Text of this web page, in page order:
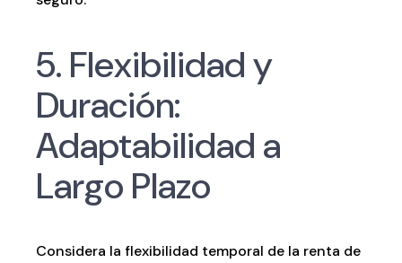
5. Flexibilidad y
Duración:
Adaptabilidad a
Largo Plazo
Considera la flexibilidad temporal de la renta de